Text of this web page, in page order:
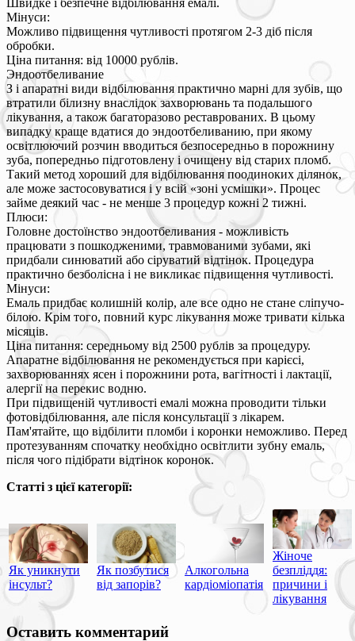
Мінуси:
Можливо підвищення чутливості протягом 2-3 діб після
обробки.
Ціна питання: від 10000 рублів.
Эндоотбеливание
З і апаратні види відбілювання практично марні для зубів, що
втратили білизну внаслідок захворювань та подальшого
лікування, а також багаторазово реставрованих. В цьому
випадку краще вдатися до эндоотбеливанию, при якому
освітлюючий розчин вводиться безпосередньо в порожнину
зуба, попередньо підготовлену і очищену від старих пломб.
Такий метод хороший для відбілювання поодиноких ділянок,
але може застосовуватися і у всій «зоні усмішки». Процес
займе деякий час - не менше 3 процедур кожні 2 тижні.
Плюси:
Головне достоїнство эндоотбеливания - можливість
працювати з пошкодженими, травмованими зубами, які
придбали синюватий або сіруватий відтінок. Процедура
практично безболісна і не викликає підвищення чутливості.
Мінуси:
Емаль придбає колишній колір, але все одно не стане сліпучо-
білою. Крім того, повний курс лікування може тривати кілька
місяців.
Ціна питання: середньому від 2500 рублів за процедуру.
Апаратне відбілювання не рекомендується при карієсі,
захворюваннях ясен і порожнини рота, вагітності і лактації,
алергії на перекис водню.
При підвищеній чутливості емалі можна проводити тільки
фотовідбілювання, але після консультації з лікарем.
Пам'ятайте, що відбілити пломби і коронки неможливо. Перед
протезуванням спочатку необхідно освітлити зубну емаль,
після чого підібрати відтінок коронок.
Статті з цієї категорії:
Як уникнути
інсульт?
Як позбутися
від запорів?
Алкогольна
кардіоміопатія
Жіноче
безпліддя:
причини і
лікування
Оставить комментарий